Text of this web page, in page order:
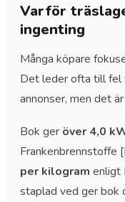
Varför
ingenting
Många köpare
Det leder ofta till fel
annonser, men det
Bok ger över 4,0
Frankenbrennstoffe
per kilogram enligt
staplad ved ger bok